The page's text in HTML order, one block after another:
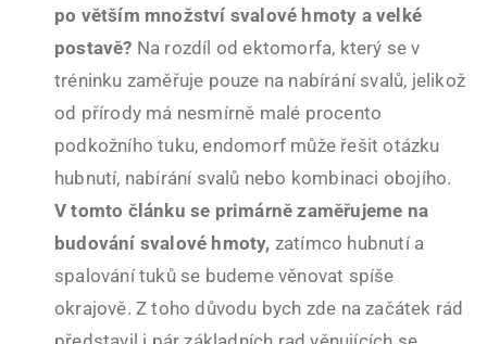
po větším množství svalové hmoty a velké
postavě? Na rozdíl od ektomorfa, který se v
tréninku zaměřuje pouze na nabírání svalů, jelikož
od přírody má nesmírně malé procento
podkožního tuku, endomorf může řešit otázku
hubnutí, nabírání svalů nebo kombinaci obojího.
V tomto článku se primárně zaměřujeme na
budování svalové hmoty, zatímco hubnutí a
spalování tuků se budeme věnovat spíše
okrajově. Z toho důvodu bych zde na začátek rád